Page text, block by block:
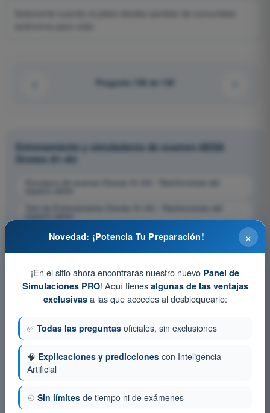
Pregunta 108 de 120
Entrenamiento y simuladores de examen AESA
Drones A1-A3
Simulacro de examen Drones A1-A3 - Restricciones del
Test de Entrenamiento Drones A1-A3 - Restricciones del
Examen en PDF Drones A1-A3 - Restricciones del espacio
×
Novedad: ¡Potencia Tu Preparación!
¡En el sitio ahora encontrarás nuestro nuevo Panel de
Simulaciones PRO! Aquí tienes algunas de las ventajas
exclusivasa las que accedes al desbloquearlo:
✅ Todas las preguntas oficiales, sin exclusiones
🧠 Explicaciones y predicciones con Inteligencia
Artificial
♾️ Sin límites de tiempo ni de exámenes